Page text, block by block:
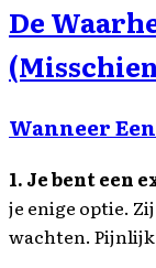
De
Wanneer
1. Je bent een
je enige optie.
wachten.